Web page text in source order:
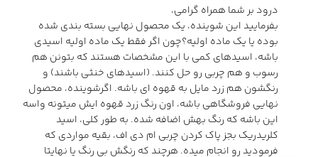
درود بر شما همراه گرامی،
بفرمایید این شوینده، یک محصول نهایی بسته بندی شده
بوده یا یک ماده اولیه؟چون اگر فقط یک ماده اولیه اسیدی
باشه، اسیدهای کمی با این مشخصات هستند که بتونن هم
رسوب و هم چربی رو حل کنند. (اسیدهای خنثی باشند) و
رنگشون هم زرد مایل به قهوه ای باشه. اگرشوینده، محصول
نهایی فروشگاهی باشه، اون رنگ زرد قهوه ایش میتونه واسه
این باشه که رنگ بهش اضافه شده. به طور کلی، اسید
کلریدریک بجز پاک کردن چربی ام دی اف، بقیه مواردی که
فرمودید رو انجام میده. هرچند که رنگش بی رنگ یا نهایتا